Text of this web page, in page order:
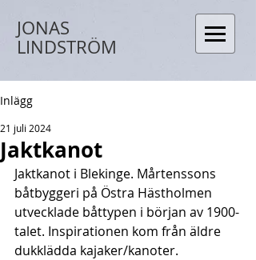
JONAS
LINDSTRÖM
Inlägg
Jaktkanot
21 juli 2024
Jaktkanot i Blekinge. Mårtenssons
båtbyggeri på Östra Hästholmen
utvecklade båttypen i början av 1900-
talet. Inspirationen kom från äldre
dukklädda kajaker/kanoter.